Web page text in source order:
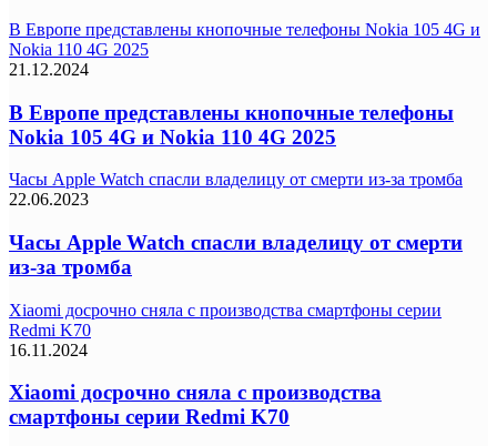
В Европе представлены кнопочные телефоны Nokia 105 4G и
Nokia 110 4G 2025
21.12.2024
В Европе представлены кнопочные телефоны
Nokia 105 4G и Nokia 110 4G 2025
Часы Apple Watch спасли владелицу от смерти из-за тромба
22.06.2023
Часы Apple Watch спасли владелицу от смерти
из-за тромба
Xiaomi досрочно сняла с производства смартфоны серии
Redmi K70
16.11.2024
Xiaomi досрочно сняла с производства
смартфоны серии Redmi K70